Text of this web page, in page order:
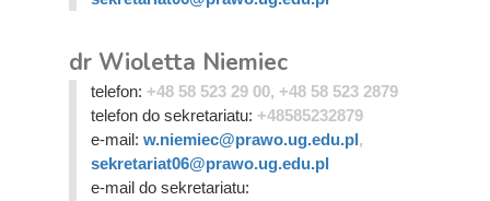
dr Wioletta Niemiec
telefon: +48 58 523 29 00, +48 58 523 2879
telefon do sekretariatu: +48585232879
e-mail: w.niemiec@prawo.ug.edu.pl,
sekretariat06@prawo.ug.edu.pl
e-mail do sekretariatu: